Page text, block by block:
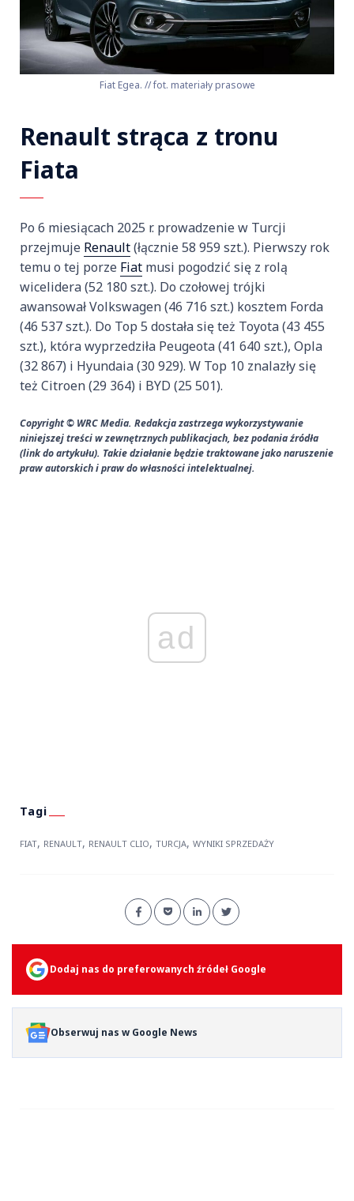
Fiat Egea. // fot. materiały prasowe
Renault strąca z tronu
Fiata
Po 6 miesiącach 2025 r. prowadzenie w Turcji
przejmuje Renault(łącznie 58 959 szt.). Pierwszy rok
temu o tej porze Fiat musi pogodzić się z rolą
wicelidera (52 180 szt.). Do czołowej trójki
awansował Volkswagen (46 716 szt.) kosztem Forda
(46 537 szt.). Do Top 5 dostała się też Toyota (43 455
szt.), która wyprzedziła Peugeota (41 640 szt.), Opla
(32 867) i Hyundaia (30 929). W Top 10 znalazły się
też Citroen (29 364) i BYD (25 501).
Copyright © WRC Media. Redakcja zastrzega wykorzystywanie
niniejszej treści w zewnętrznych publikacjach, bez podania źródła
(link do artykułu). Takie działanie będzie traktowane jako naruszenie
praw autorskich i praw do własności intelektualnej.
ad
FIAT, RENAULT, RENAULT CLIO, TURCJA, WYNIKI SPRZEDAŻY
Dodaj nas do preferowanych źródeł Google
Obserwuj nas w Google News